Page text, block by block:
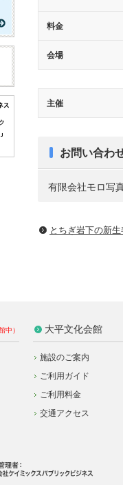
料金
会場
主催
お問い合わ
有限会社モロ写
とちぎ岩下の新
大平文化会館
施設のご案内
ご利用ガイド
ご利用料金
交通アクセス